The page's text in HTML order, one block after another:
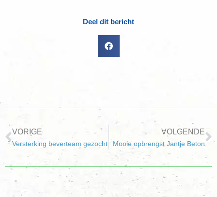
Deel dit bericht
VORIGE
Versterking beverteam gezocht
VOLGENDE
Mooie opbrengst Jantje Beton